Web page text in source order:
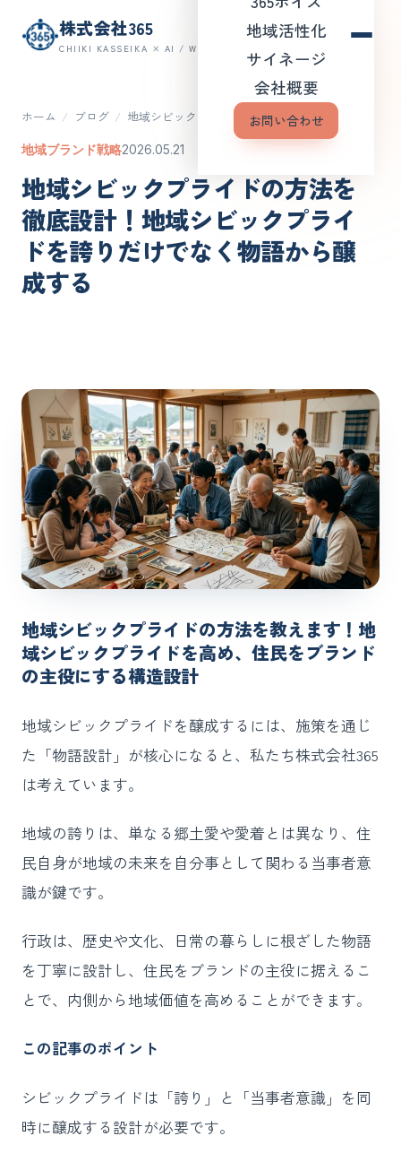
株式会社365
CHIIKI KASSEIKA × AI / WEB
地域活性化
サイネージ
会社概要
お問い合わせ
ホーム / ブログ / 地域シビックプライドの方法を…
地域ブランド戦略2026.05.21
地域シビックプライドの方法を
徹底設計！地域シビックプライ
ドを誇りだけでなく物語から醸
成する
地域シビックプライドの方法を教えます！地
域シビックプライドを高め、住民をブランド
の主役にする構造設計
地域シビックプライドを醸成するには、施策を通じ
た「物語設計」が核心になると、私たち株式会社365
は考えています。
地域の誇りは、単なる郷土愛や愛着とは異なり、住
民自身が地域の未来を自分事として関わる当事者意
識が鍵です。
行政は、歴史や文化、日常の暮らしに根ざした物語
を丁寧に設計し、住民をブランドの主役に据えるこ
とで、内側から地域価値を高めることができます。
この記事のポイント
シビックプライドは「誇り」と「当事者意識」を同
時に醸成する設計が必要です。